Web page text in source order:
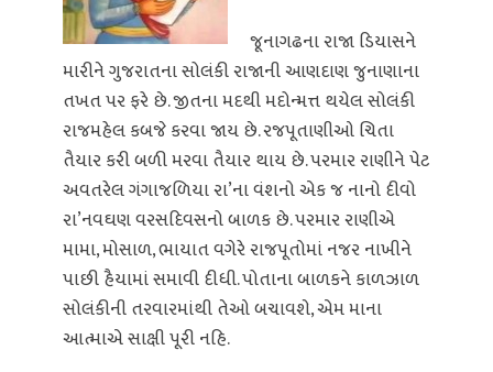
જૂનાગઢના રાજા ડિયાસને
મારીને ગુજરાતના સોલંકી રાજાની આણદાણ જુનાણાના
તખત પર ફરે છે. જીતના મદથી મદોન્મત્ત થયેલ સોલંકી
રાજમહેલ કબજે કરવા જાય છે. રજપૂતાણીઓ ચિતા
તૈયાર કરી બળી મરવા તૈયાર થાય છે. પરમાર રાણીને પેટ
અવતરેલ ગંગાજળિયા રા’ના વંશનો એક જ નાનો દીવો
રા’નવઘણ વરસદિવસનો બાળક છે. પરમાર રાણીએ
મામા, મોસાળ, ભાયાત વગેરે રાજપૂતોમાં નજર નાખીને
પાછી હૈયામાં સમાવી દીધી. પોતાના બાળકને કાળઝાળ
સોલંકીની તરવારમાંથી તેઓ બચાવશે, એમ માના
આત્માએ સાક્ષી પૂરી નહિ.